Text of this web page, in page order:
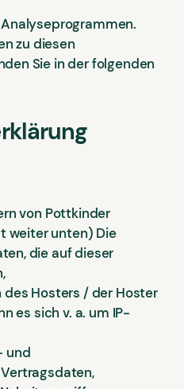
zu diesen
Sie in der folgenden
von Pottkinder
weiter unten) Die
die auf dieser
des Hosters / der Hoster
es sich v. a. um IP-
und